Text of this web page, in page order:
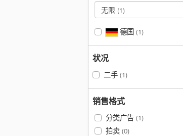
无限 (1)
德国 (1)
状况
二手 (1)
销售格式
分类广告 (1)
拍卖 (0)